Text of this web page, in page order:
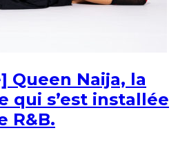
Queen Naija, la
qui s’est installée
R&B.